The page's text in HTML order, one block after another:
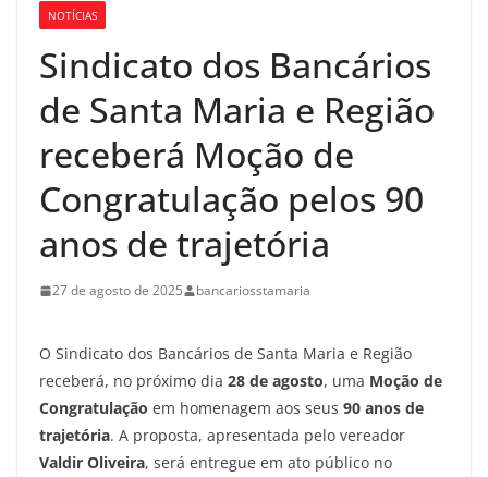
NOTÍCIAS
Sindicato dos Bancários
de Santa Maria e Região
receberá Moção de
Congratulação pelos 90
anos de trajetória
27 de agosto de 2025 bancariosstamaria
O Sindicato dos Bancários de Santa Maria e Região
receberá, no próximo dia 28 de agosto, uma Moção de
Congratulação em homenagem aos seus 90 anos de
trajetória. A proposta, apresentada pelo vereador
Valdir Oliveira, será entregue em ato público no